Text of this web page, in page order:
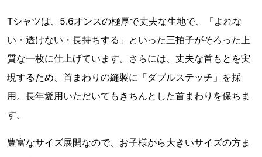
Tシャツは、5.6オンスの極厚で丈夫な生地で、「よれな
い・透けない・長持ちする」といった三拍子がそろった上
質な一枚に仕上げています。さらには、丈夫な首もとを実
現するため、首まわりの縫製に「ダブルステッチ」を採
用。長年愛用いただいてもきちんとした首まわりを保ちま
す。
豊富なサイズ展開なので、お子様から大きいサイズの方ま